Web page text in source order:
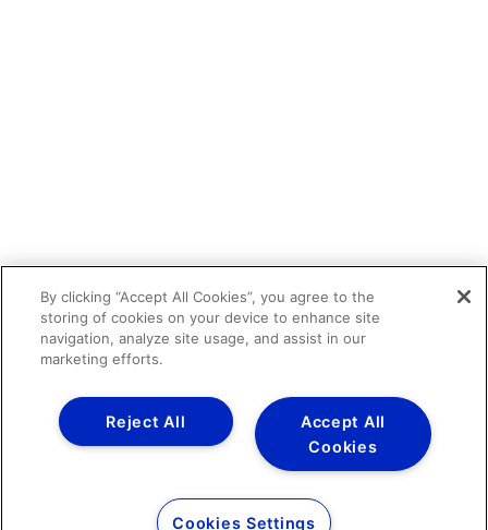
By clicking “Accept All Cookies”, you agree to the
storing of cookies on your device to enhance site
navigation, analyze site usage, and assist in our
marketing efforts.
Accept All
Cookies
Reject All
Cookies Settings